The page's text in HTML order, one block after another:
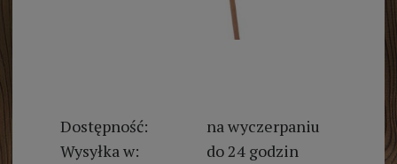
Dostępność:
na wyczerpaniu
Wysyłka w:
do 24 godzin